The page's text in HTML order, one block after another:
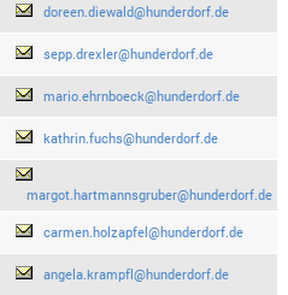
doreen.diewald@hunderdorf.de
sepp.drexler@hunderdorf.de
mario.ehrnboeck@hunderdorf.de
kathrin.fuchs@hunderdorf.de
margot.hartmannsgruber@hunderdorf.de
carmen.holzapfel@hunderdorf.de
angela.krampfl@hunderdorf.de